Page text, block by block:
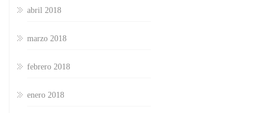
abril 2018
marzo 2018
febrero 2018
enero 2018